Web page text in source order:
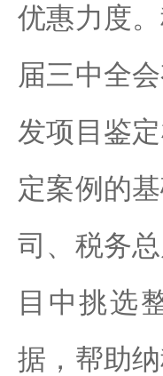
优惠力度
届三中全
发项目鉴
定案例的
司、税务
目中挑选
据，帮助